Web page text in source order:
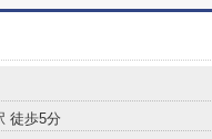
徒歩5分